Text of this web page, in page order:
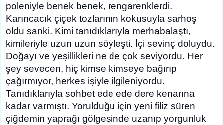
poleniyle benek benek, rengarenklerdi.
Karıncacık çiçek tozlarının kokusuyla sarhoş
oldu sanki. Kimi tanıdıklarıyla merhabalaştı,
kimileriyle uzun uzun söyleşti. İçi sevinç doluydu.
Doğayı ve yeşillikleri ne de çok seviyordu. Her
şey sevecen, hiç kimse kimseye bağırıp
çağırmıyor, herkes işiyle ilgileniyordu.
Tanıdıklarıyla sohbet ede ede dere kenarına
kadar varmıştı. Yorulduğu için yeni filiz süren
çiğdemin yaprağı gölgesinde uzanıp yorgunluk